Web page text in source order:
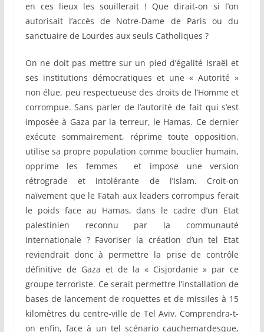
en ces lieux les souillerait ! Que dirait-on si l’on
autorisait l’accès de Notre-Dame de Paris ou du
sanctuaire de Lourdes aux seuls Catholiques ?
On ne doit pas mettre sur un pied d’égalité Israël et
ses institutions démocratiques et une « Autorité »
non élue, peu respectueuse des droits de l’Homme et
corrompue. Sans parler de l’autorité de fait qui s’est
imposée à Gaza par la terreur, le Hamas. Ce dernier
exécute sommairement, réprime toute opposition,
utilise sa propre population comme bouclier humain,
opprime les femmes et impose une version
rétrograde et intolérante de l’Islam. Croit-on
naïvement que le Fatah aux leaders corrompus ferait
le poids face au Hamas, dans le cadre d’un Etat
palestinien reconnu par la communauté
internationale ? Favoriser la création d’un tel Etat
reviendrait donc à permettre la prise de contrôle
définitive de Gaza et de la « Cisjordanie » par ce
groupe terroriste. Ce serait permettre l’installation de
bases de lancement de roquettes et de missiles à 15
kilomètres du centre-ville de Tel Aviv. Comprendra-t-
on enfin, face à un tel scénario cauchemardesque,